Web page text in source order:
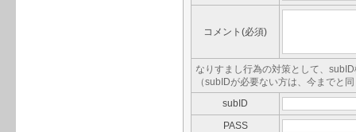
コメント(必須)
なりすまし行為の対策として、
（subIDが必要ない方は、今までと
subID
PASS